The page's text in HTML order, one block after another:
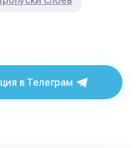
в Телеграм